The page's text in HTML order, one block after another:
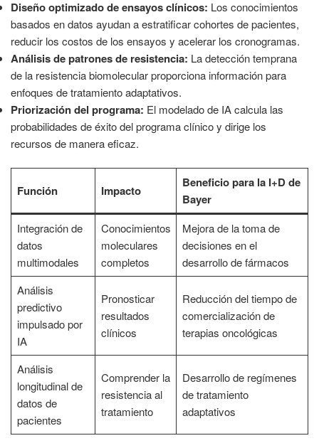
Diseño optimizado de ensayos clínicos: Los conocimientos
basados en datos ayudan a estratificar cohortes de pacientes,
reducir los costos de los ensayos y acelerar los cronogramas.
Análisis de patrones de resistencia: La detección temprana
de la resistencia biomolecular proporciona información para
enfoques de tratamiento adaptativos.
Priorización del programa: El modelado de IA calcula las
probabilidades de éxito del programa clínico y dirige los
recursos de manera eficaz.
Función Impacto
Beneficio para la I+D de
Bayer
Integración de
datos
multimodales
Conocimientos
moleculares
completos
Mejora de la toma de
decisiones en el
desarrollo de fármacos
Análisis
predictivo
impulsado por
IA
Pronosticar
resultados
clínicos
Reducción del tiempo de
comercialización de
terapias oncológicas
Análisis
longitudinal de
datos de
pacientes
Comprender la
resistencia al
tratamiento
Desarrollo de regímenes
de tratamiento
adaptativos